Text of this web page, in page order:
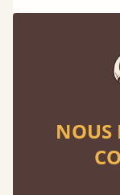
Get Laid
d'un lit à
environ un
NOUS